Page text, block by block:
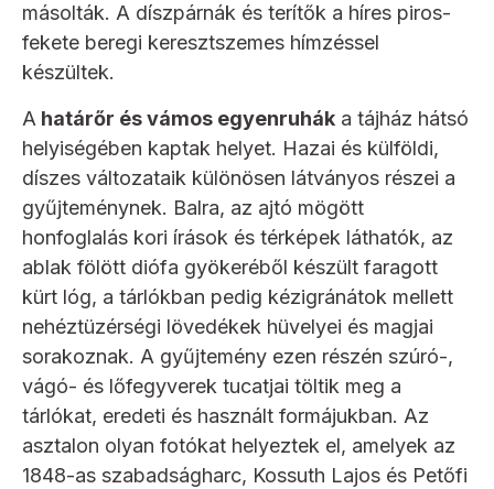
másolták. A díszpárnák és terítők a híres piros-
fekete beregi keresztszemes hímzéssel
készültek.
A határőr és vámos egyenruhák a tájház hátsó
helyiségében kaptak helyet. Hazai és külföldi,
díszes változataik különösen látványos részei a
gyűjteménynek. Balra, az ajtó mögött
honfoglalás kori írások és térképek láthatók, az
ablak fölött diófa gyökeréből készült faragott
kürt lóg, a tárlókban pedig kézigránátok mellett
nehéztüzérségi lövedékek hüvelyei és magjai
sorakoznak. A gyűjtemény ezen részén szúró-,
vágó- és lőfegyverek tucatjai töltik meg a
tárlókat, eredeti és használt formájukban. Az
asztalon olyan fotókat helyeztek el, amelyek az
1848-as szabadságharc, Kossuth Lajos és Petőfi